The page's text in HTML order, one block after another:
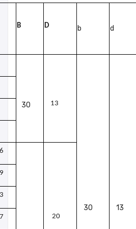
B D b d
30 13
30 13
20